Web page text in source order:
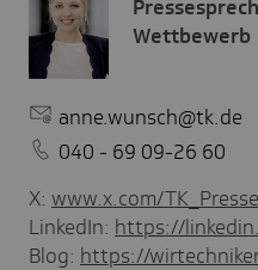
Wettbewerb
anne.wunsch@tk.de
040 - 69 09-26 60
X: www.x.com/TK_Presse
LinkedIn: https://
Blog: https://